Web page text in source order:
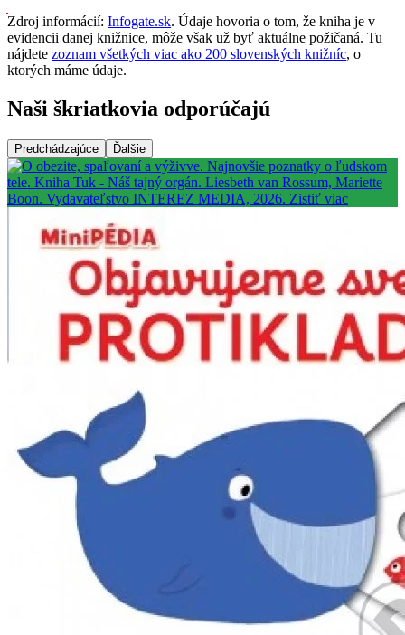
Zdroj informácií: Infogate.sk. Údaje hovoria o tom, že kniha je v
evidencii danej knižnice, môže však už byť aktuálne požičaná. Tu
nájdete zoznam všetkých viac ako 200 slovenských knižníc, o
ktorých máme údaje.
Naši škriatkovia odporúčajú
Predchádzajúce Ďalšie